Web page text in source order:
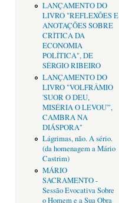
LANÇAMENTO DO
LIVRO "REFLEXÕES E
ANOTAÇÕES SOBRE
CRÌTICA DA
ECONOMIA
POLÍTICA", DE
SÉRGIO RIBEIRO
LANÇAMENTO DO
LIVRO "VOLFRÂMIO
'SUOR O DEU,
MISÉRIA O LEVOU'",
CAMBRA NA
DIÁSPORA"
Lágrimas, não. A sério.
(da homenagem a Mário
Castrim)
MÁRIO
SACRAMENTO -
Sessão Evocativa Sobre
o Homem e a Sua Obra